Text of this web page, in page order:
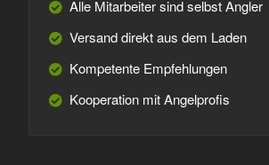
Alle Mitarbeiter sind selbst Angler
Versand direkt aus dem Laden
Kompetente Empfehlungen
Kooperation mit Angelprofis